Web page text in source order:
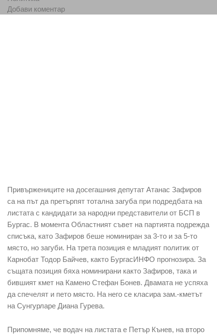
Добави коментар
Привържениците на досегашния депутат Атанас Зафиров
са на път да претърпят тотална загуба при подредбата на
листата с кандидати за народни представители от БСП в
Бургас. В момента Областният съвет на партията подрежда
списъка, като Зафиров беше номиниран за 3-то и за 5-то
място, но загуби. На трета позиция е младият политик от
Карнобат Тодор Байчев, както БургасИНФО прогнозира. За
същата позиция бяха номинирани както Зафиров, така и
бившият кмет на Камено Стефан Бонев. Двамата не успяха
да спечелят и пето място. На него се класира зам.-кметът
на Сунгурларе Диана Гурева.
Припомняме, че водач на листата е Петър Кънев, на второ